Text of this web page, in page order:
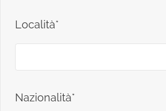
Località*
Nazionalità*